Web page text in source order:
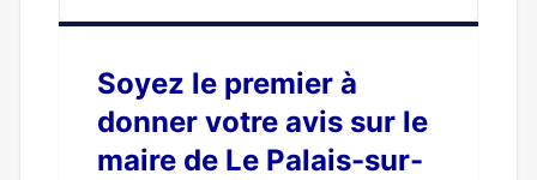
Soyez le premier à
donner votre avis sur le
maire de Le Palais-sur-